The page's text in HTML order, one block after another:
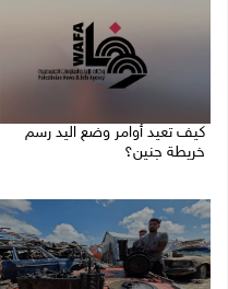
كيف تعيد أوامر وضع اليد رسم
خريطة جنين؟